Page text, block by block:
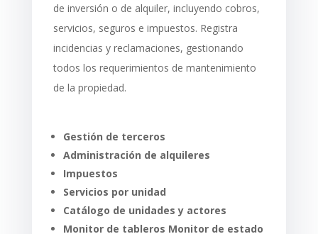
de inversión o de alquiler, incluyendo cobros,
servicios, seguros e impuestos. Registra
incidencias y reclamaciones, gestionando
todos los requerimientos de mantenimiento
de la propiedad.
Gestión de terceros
Administración de alquileres
Impuestos
Servicios por unidad
Catálogo de unidades y actores
Monitor de tableros Monitor de estado